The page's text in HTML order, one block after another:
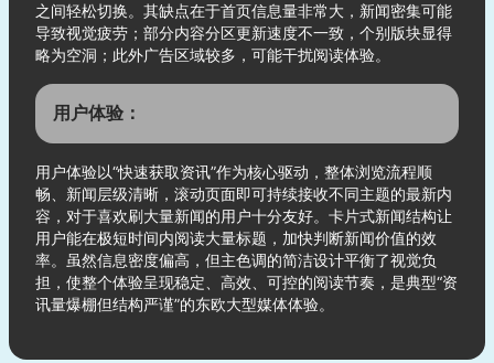
之间轻松切换。其缺点在于首页信息量非常大，新闻密集可能
导致视觉疲劳；部分内容分区更新速度不一致，个别版块显得
略为空洞；此外广告区域较多，可能干扰阅读体验。
用户体验：
用户体验以“快速获取资讯”作为核心驱动，整体浏览流程顺
畅、新闻层级清晰，滚动页面即可持续接收不同主题的最新内
容，对于喜欢刷大量新闻的用户十分友好。卡片式新闻结构让
用户能在极短时间内阅读大量标题，加快判断新闻价值的效
率。虽然信息密度偏高，但主色调的简洁设计平衡了视觉负
担，使整个体验呈现稳定、高效、可控的阅读节奏，是典型“资
讯量爆棚但结构严谨”的东欧大型媒体体验。